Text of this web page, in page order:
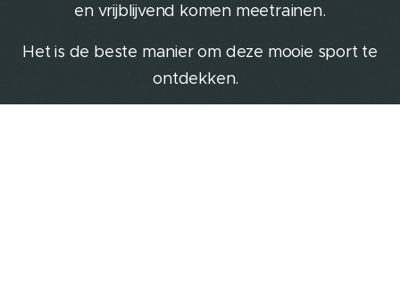
en vrijblijvend komen meetrainen.
Het is de beste manier om deze mooie sport te
ontdekken.